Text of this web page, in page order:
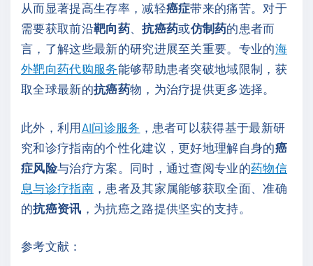
从而显著提高生存率，减轻癌症带来的痛苦。对于
需要获取前沿靶向药、抗癌药或仿制药的患者而
言，了解这些最新的研究进展至关重要。专业的海
外靶向药代购服务能够帮助患者突破地域限制，获
取全球最新的抗癌药物，为治疗提供更多选择。
此外，利用AI问诊服务 ，患者可以获得基于最新研
究和诊疗指南的个性化建议，更好地理解自身的癌
症风险与治疗方案。同时，通过查阅专业的药物信
息与诊疗指南，患者及其家属能够获取全面、准确
的抗癌资讯 ，为抗癌之路提供坚实的支持。
参考文献：